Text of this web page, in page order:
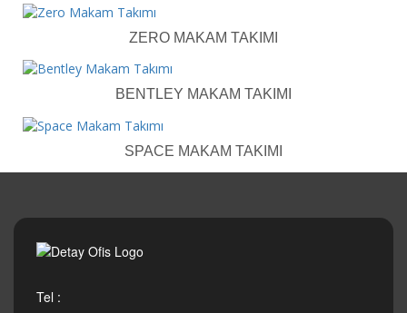
ZERO MAKAM TAKIMI
BENTLEY MAKAM TAKIMI
SPACE MAKAM TAKIMI
Tel :